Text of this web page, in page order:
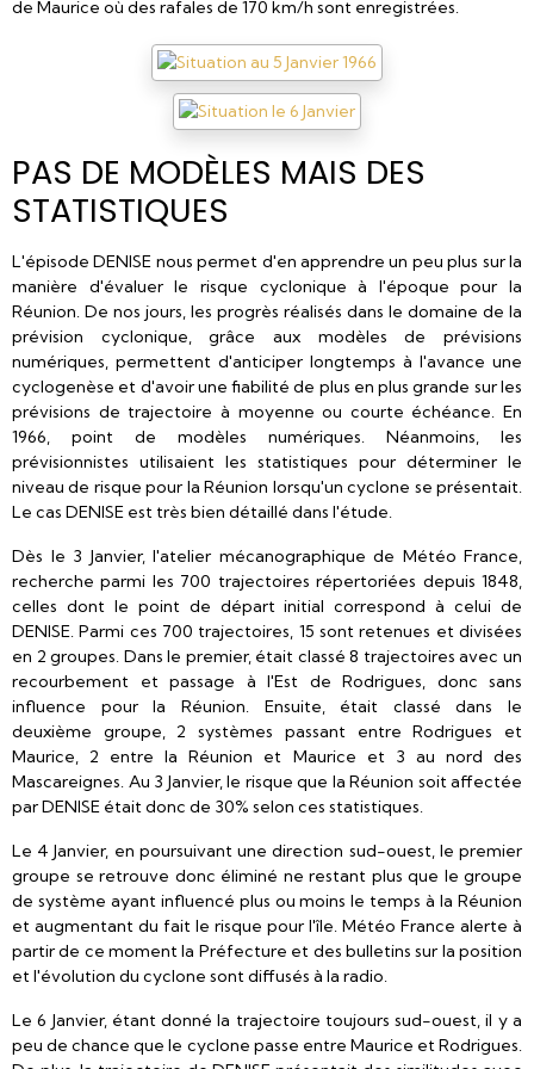
de Maurice où des rafales de 170 km/h sont enregistrées.
PAS DE MODÈLES MAIS DES
STATISTIQUES
L'épisode DENISE nous permet d'en apprendre un peu plus sur la
manière d'évaluer le risque cyclonique à l'époque pour la
Réunion. De nos jours, les progrès réalisés dans le domaine de la
prévision cyclonique, grâce aux modèles de prévisions
numériques, permettent d'anticiper longtemps à l'avance une
cyclogenèse et d'avoir une fiabilité de plus en plus grande sur les
prévisions de trajectoire à moyenne ou courte échéance. En
1966, point de modèles numériques. Néanmoins, les
prévisionnistes utilisaient les statistiques pour déterminer le
niveau de risque pour la Réunion lorsqu'un cyclone se présentait.
Le cas DENISE est très bien détaillé dans l'étude.
Dès le 3 Janvier, l'atelier mécanographique de Météo France,
recherche parmi les 700 trajectoires répertoriées depuis 1848,
celles dont le point de départ initial correspond à celui de
DENISE. Parmi ces 700 trajectoires, 15 sont retenues et divisées
en 2 groupes. Dans le premier, était classé 8 trajectoires avec un
recourbement et passage à l'Est de Rodrigues, donc sans
influence pour la Réunion. Ensuite, était classé dans le
deuxième groupe, 2 systèmes passant entre Rodrigues et
Maurice, 2 entre la Réunion et Maurice et 3 au nord des
Mascareignes. Au 3 Janvier, le risque que la Réunion soit affectée
par DENISE était donc de 30% selon ces statistiques.
Le 4 Janvier, en poursuivant une direction sud-ouest, le premier
groupe se retrouve donc éliminé ne restant plus que le groupe
de système ayant influencé plus ou moins le temps à la Réunion
et augmentant du fait le risque pour l'île. Météo France alerte à
partir de ce moment la Préfecture et des bulletins sur la position
et l'évolution du cyclone sont diffusés à la radio.
Le 6 Janvier, étant donné la trajectoire toujours sud-ouest, il y a
peu de chance que le cyclone passe entre Maurice et Rodrigues.